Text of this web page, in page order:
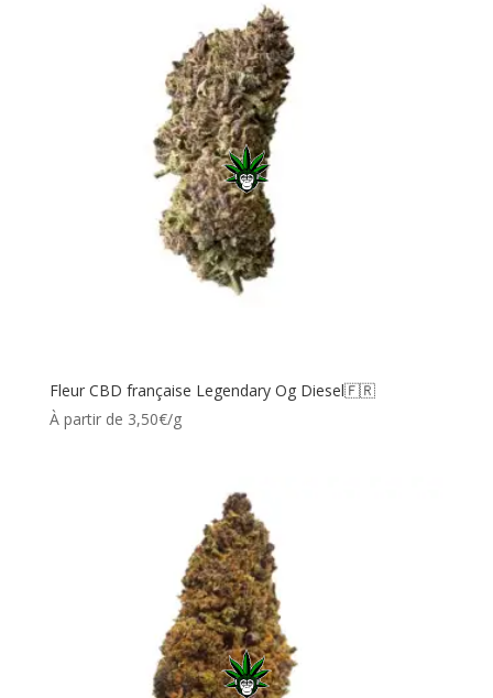
Fleur CBD française Legendary Og Diesel🇫🇷
À partir de 3,50€/g